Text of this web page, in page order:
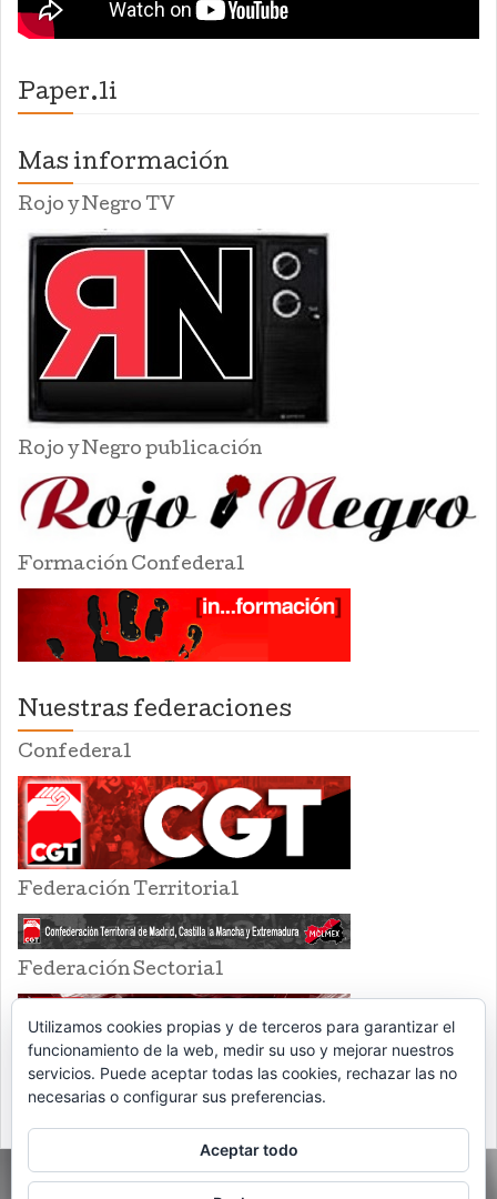
Paper.li
Mas información
Rojo y Negro TV
Rojo y Negro publicación
Formación Confederal
Nuestras federaciones
Confederal
Federación Territorial
Federación Sectorial
Utilizamos cookies propias y de terceros para garantizar el
funcionamiento de la web, medir su uso y mejorar nuestros
servicios. Puede aceptar todas las cookies, rechazar las no
necesarias o configurar sus preferencias.
Aceptar todo